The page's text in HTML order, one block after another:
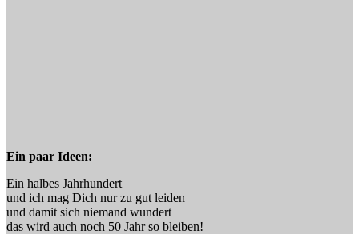
Ein paar Ideen:
Ein halbes Jahrhundert
und ich mag Dich nur zu gut leiden
und damit sich niemand wundert
das wird auch noch 50 Jahr so bleiben!